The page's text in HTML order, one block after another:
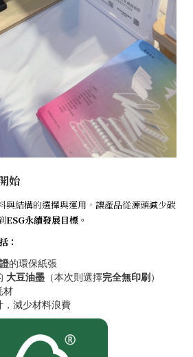
始
與結構的選擇與運用，讓產品從源頭減少碳
ESG永續發展目標 。
：
的環保紙張
大豆油墨 （本次則選擇完全無印刷 ）
材
，減少材料浪費